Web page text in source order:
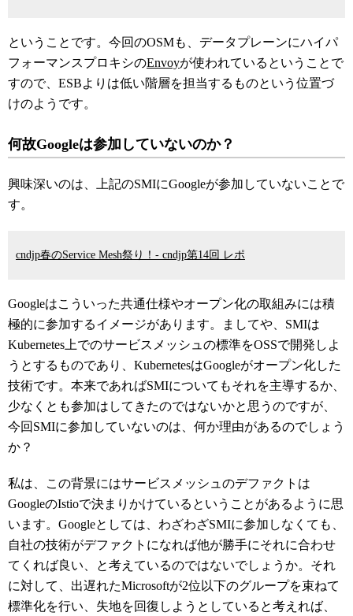
ということです。今回のOSMも、データプレーンにハイパ
フォーマンスプロキシのEnvoyが使われているということで
すので、ESBよりは低い階層を担当するものという位置づ
けのようです。
何故Googleは参加していないのか？
興味深いのは、上記のSMIにGoogleが参加していないことで
す。
cndjp春のService Mesh祭り！- cndjp第14回 レポ
Googleはこういった共通仕様やオープン化の取組みには積
極的に参加するイメージがあります。ましてや、SMIは
Kubernetes上でのサービスメッシュの標準をOSSで開発しよ
うとするものであり、KubernetesはGoogleがオープン化した
技術です。本来であればSMIについてもそれを主導するか、
少なくとも参加はしてきたのではないかと思うのですが、
今回SMIに参加していないのは、何か理由があるのでしょう
か？
私は、この背景にはサービスメッシュのデファクトは
GoogleのIstioで決まりかけているということがあるように思
います。Googleとしては、わざわざSMIに参加しなくても、
自社の技術がデファクトになれば他が勝手にそれに合わせ
てくれば良い、と考えているのではないでしょうか。それ
に対して、出遅れたMicrosoftが2位以下のグループを束ねて
標準化を行い、失地を回復しようとしていると考えれば、